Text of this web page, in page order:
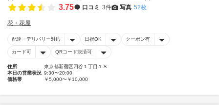
3.75 口コミ 3件 写真 52枚
花・花屋
配達・デリバリー対応 日祝OK クーポン有
カード可 QRコード決済可
住所
東京都新宿区四谷１丁目１８
本日の営業状況 9:30〜20:00
価格帯
￥5,000〜￥10,000